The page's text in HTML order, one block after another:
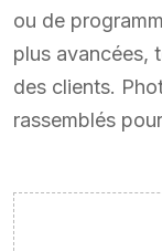
ou de
plus avancées,
des clients.
rassemblés